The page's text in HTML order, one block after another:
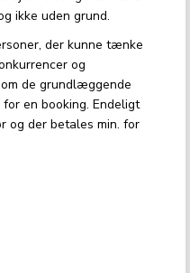
ikke uden grund.
der kunne tænke
og
de grundlæggende
en booking. Endeligt
og der betales min. for